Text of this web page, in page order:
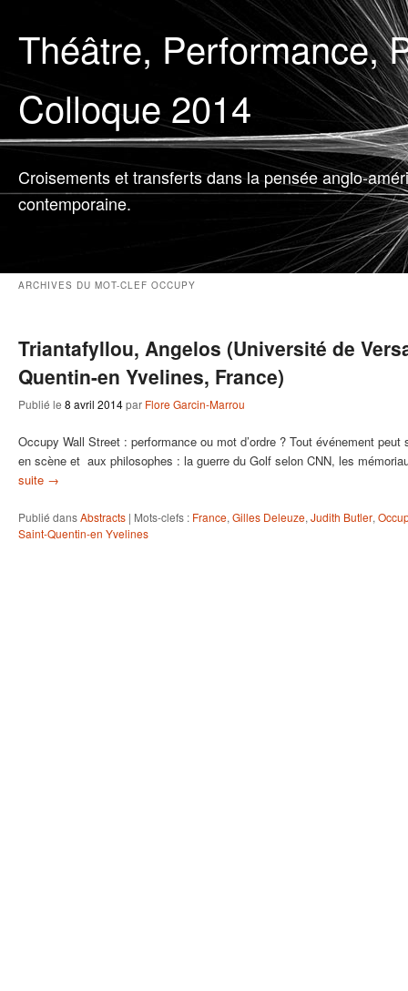
Théâtre, Performance,
Colloque 2014
Croisements et transferts dans la pensée anglo-
contemporaine.
ARCHIVES DU MOT-CLEF OCCUPY
Triantafyllou, Angelos (Université de
Quentin-en Yvelines, France)
Publié le 8 avril 2014par Flore Garcin-Marrou
Occupy Wall Street : performance ou mot d’ordre ? Tout événement
en scène et aux philosophes : la guerre du Golf selon CNN, les
suite →
Publié dansAbstracts | Mots-clefs : France, Gilles Deleuze, Judith Butler,
Saint-Quentin-en Yvelines